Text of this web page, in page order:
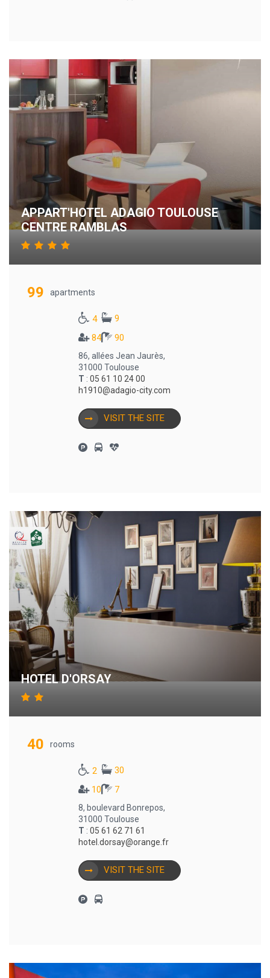
APPART'HOTEL ADAGIO TOULOUSE
CENTRE RAMBLAS
99 apartments
4
9
84
90
86, allées Jean Jaurès,
31000 Toulouse
T : 05 61 10 24 00
h1910@adagio-city.com
VISIT THE SITE
HOTEL D'ORSAY
40 rooms
2
30
10
7
8, boulevard Bonrepos,
31000 Toulouse
T : 05 61 62 71 61
hotel.dorsay@orange.fr
VISIT THE SITE